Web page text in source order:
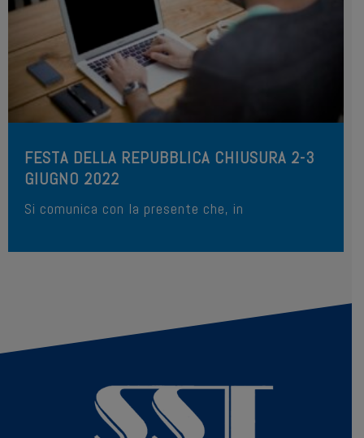
FESTA DELLA REPUBBLICA CHIUSURA 2-3
GIUGNO 2022
Si comunica con la presente che, in